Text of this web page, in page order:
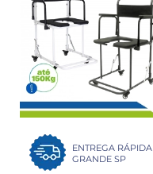
ENTREGA RÁPIDA
GRANDE SP